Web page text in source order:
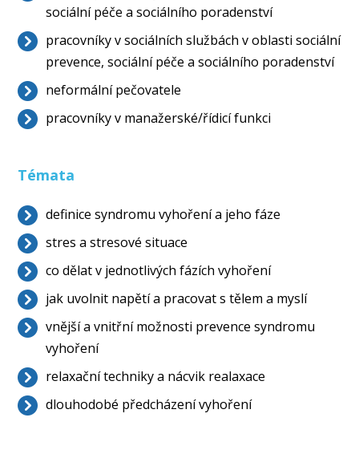
sociální péče a sociálního poradenství
pracovníky v sociálních službách v oblasti sociální
prevence, sociální péče a sociálního poradenství
neformální pečovatele
pracovníky v manažerské/řídicí funkci
Témata
definice syndromu vyhoření a jeho fáze
stres a stresové situace
co dělat v jednotlivých fázích vyhoření
jak uvolnit napětí a pracovat s tělem a myslí
vnější a vnitřní možnosti prevence syndromu
vyhoření
relaxační techniky a nácvik realaxace
dlouhodobé předcházení vyhoření